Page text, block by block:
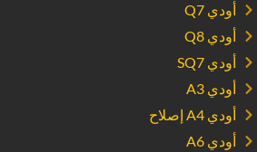
‏أودي Q7‏
‏أودي Q8‏
‏أودي SQ7‏
‏أودي A3‏
‏أودي A4 إصلاح‏
‏أودي A6‏